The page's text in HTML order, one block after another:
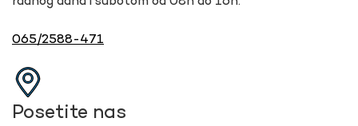
065/2588-471
Posetite nas